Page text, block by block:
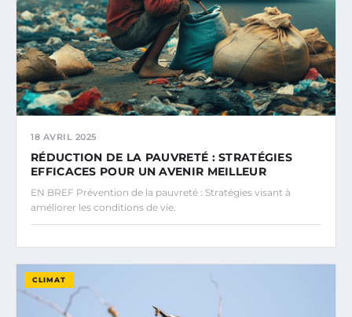
18 AVRIL 2025
RÉDUCTION DE LA PAUVRETÉ : STRATÉGIES
EFFICACES POUR UN AVENIR MEILLEUR
EN BREF Prévention de la pauvreté : Stratégies visant à
améliorer les conditions de vie.
CLIMAT